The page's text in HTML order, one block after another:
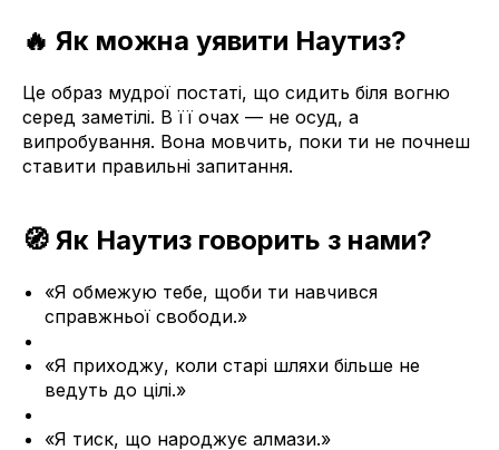
🔥 Як можна уявити Наутиз?
Це образ мудрої постаті, що сидить біля вогню
серед заметілі. В її очах — не осуд, а
випробування. Вона мовчить, поки ти не почнеш
ставити правильні запитання.
🧭 Як Наутиз говорить з нами?
«Я обмежую тебе, щоби ти навчився
справжньої свободи.»
«Я приходжу, коли старі шляхи більше не
ведуть до цілі.»
«Я тиск, що народжує алмази.»